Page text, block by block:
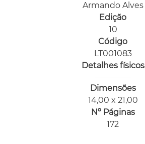
Armando Alves
Edição
10
Código
LT001083
Detalhes físicos
Dimensões
14,00 x 21,00
Nº Páginas
172